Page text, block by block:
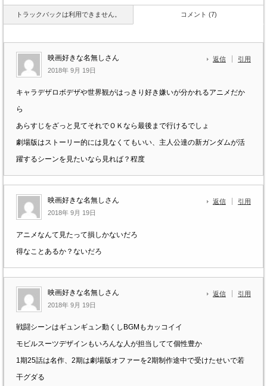
トラックバックは利用できません。 コメント (7)
映画好きな名無しさん
2018年 9月 19日
返信 引用
キャラデザロボデザや世界観がはっきり好き嫌いが分かれるアニメだか
ら
あらすじをざっと見てそれでＯＫなら最後まで行けるでしょ
劇場版はストーリー的には見なくてもいい、主人公達の新ガンダムが活
躍するシーンを見たいなら見れば？程度
映画好きな名無しさん
2018年 9月 19日
返信 引用
アニメなんて見たって損しかないだろ
得なことあるか？ないだろ
映画好きな名無しさん
2018年 9月 19日
返信 引用
戦闘シーンはギュンギュン動くしBGMもカッコイイ
モビルスーツデザインもいろんな人が担当してて個性豊か
1期25話は名作、2期は劇場版オファーを2期制作途中で受けたせいで若
干グダる